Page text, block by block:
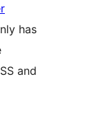
has
and